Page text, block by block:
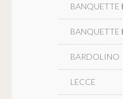
BARDOLINO
LECCE